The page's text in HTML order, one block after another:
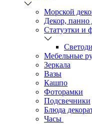
Морской
Декор, панно
Статуэтки и
Мебельные
Зеркала
Вазы
Кашпо
Фоторамки
Подсвечники
Блюда
Часы